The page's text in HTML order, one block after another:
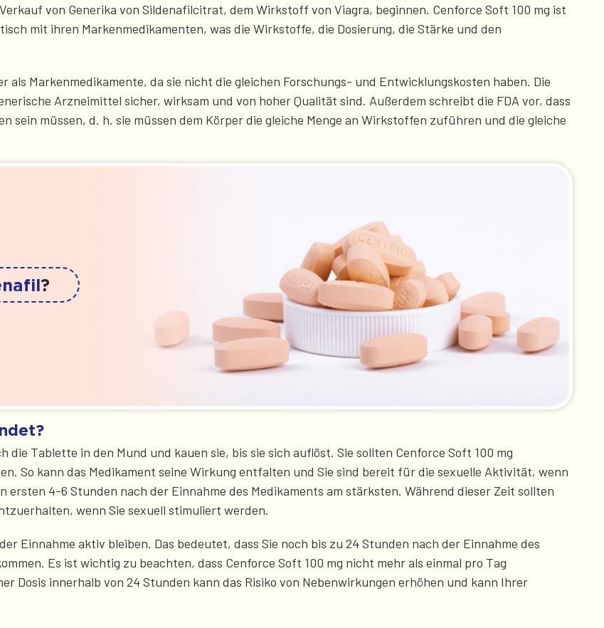
von Generika von Sildenafilcitrat, dem Wirkstoff von Viagra, beginnen. Cenforce Soft 100 mg ist
mit ihren Markenmedikamenten, was die Wirkstoffe, die Dosierung, die Stärke und den
als Markenmedikamente, da sie nicht die gleichen Forschungs- und Entwicklungskosten haben. Die
Arzneimittel sicher, wirksam und von hoher Qualität sind. Außerdem schreibt die FDA vor, dass
sein müssen, d. h. sie müssen dem Körper die gleiche Menge an Wirkstoffen zuführen und die gleiche
?
die Tablette in den Mund und kauen sie, bis sie sich auflöst. Sie sollten Cenforce Soft 100 mg
So kann das Medikament seine Wirkung entfalten und Sie sind bereit für die sexuelle Aktivität, wenn
ersten 4-6 Stunden nach der Einnahme des Medikaments am stärksten. Während dieser Zeit sollten
wenn Sie sexuell stimuliert werden.
Einnahme aktiv bleiben. Das bedeutet, dass Sie noch bis zu 24 Stunden nach der Einnahme des
Es ist wichtig zu beachten, dass Cenforce Soft 100 mg nicht mehr als einmal pro Tag
Dosis innerhalb von 24 Stunden kann das Risiko von Nebenwirkungen erhöhen und kann Ihrer